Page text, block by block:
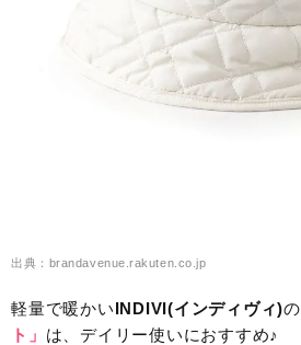
出典：brandavenue.rakuten.co.jp
軽量で暖かいINDIVI(インディヴィ)の
ト」 は、デイリー使いにおすすめ♪